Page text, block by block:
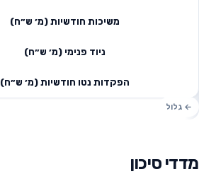
משיכות חודשיות (מ׳ ש״ח)
ניוד פנימי (מ׳ ש״ח)
הפקדות נטו חודשיות (מ׳ ש״ח)
מדדי סיכון